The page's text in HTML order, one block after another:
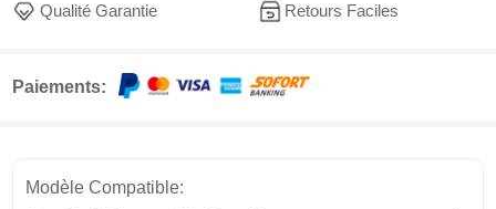
Qualité Garantie
Retours Faciles
Paiements:
Modèle Compatible: